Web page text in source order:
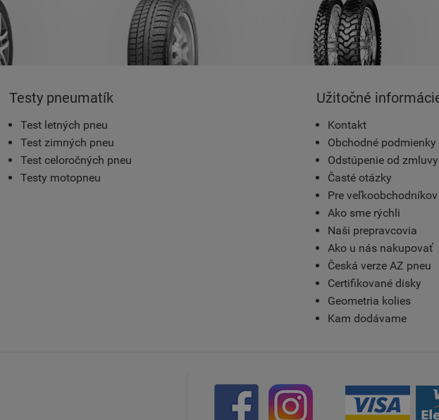
Testy pneumatík
Test letných pneu
Test zimných pneu
Test celoročných pneu
Testy motopneu
Užitočné
Kontakt
Obchodné podmienky
Odstúpenie od zmluvy
Časté otázky
Pre veľkoobchodníkov
Ako sme rýchli
Naši prepravcovia
Ako u nás nakupovať
Česká verze AZ pneu
Certifikované disky
Geometria kolies
Kam dodávame